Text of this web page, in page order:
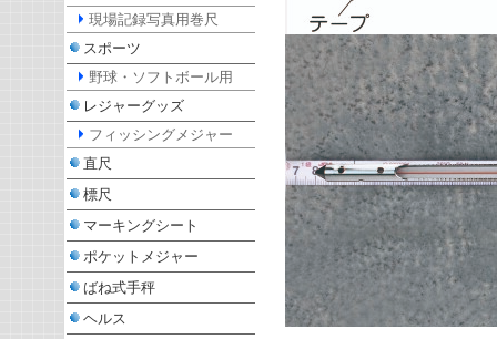
現場記録写真用巻尺
スポーツ
野球・ソフトボール用
レジャーグッズ
フィッシングメジャー
直尺
標尺
マーキングシート
ポケットメジャー
ばね式手秤
ヘルス